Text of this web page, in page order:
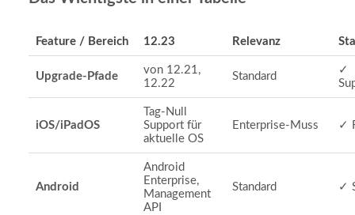
Feature / Bereich 12.23 Relevanz
Upgrade-Pfade
von 12.21,
12.22
Standard
✓
iOS/iPadOS
Tag-Null
Support für
aktuelle OS
Enterprise-Muss ✓
Android
Android
Enterprise,
Management
API
Standard ✓